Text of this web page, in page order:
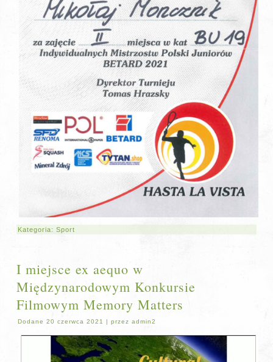
Kategoria:Sport
I miejsce ex aequo w
Międzynarodowym Konkursie
Filmowym Memory Matters
Dodane 20 czerwca 2021 |przez admin2